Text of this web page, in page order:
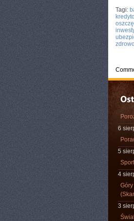
Tagi:
6
5
4
3